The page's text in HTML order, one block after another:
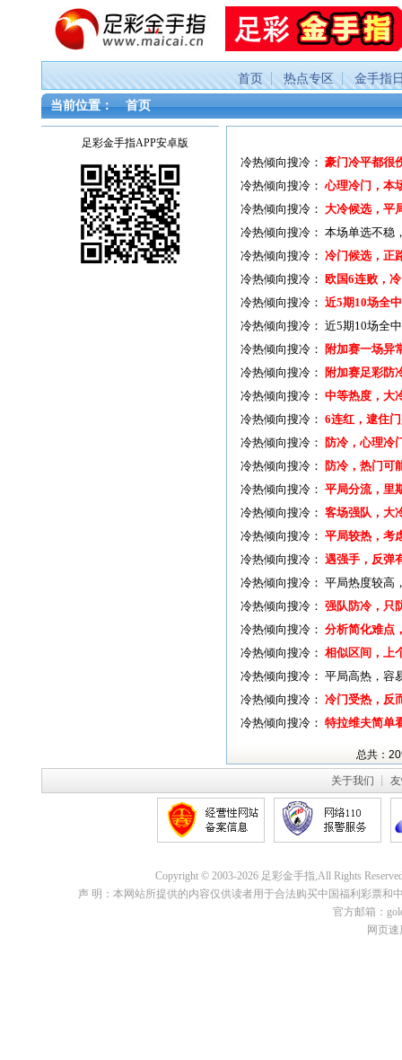
首页 热点专区
金手指
当前位置：首页
足彩金手指APP安卓版
冷热倾向搜冷： 豪门冷平都很
冷热倾向搜冷： 心理冷门，本
冷热倾向搜冷： 大冷候选，平
冷热倾向搜冷： 本场单选不稳
冷热倾向搜冷： 冷门候选，正
冷热倾向搜冷：
欧国6连败，
冷热倾向搜冷： 近5期10场全
冷热倾向搜冷： 近5期10场全
冷热倾向搜冷：
附加赛一场异
冷热倾向搜冷：
附加赛足彩防
冷热倾向搜冷： 中等热度，大
冷热倾向搜冷： 6连红，逮住
冷热倾向搜冷：
防冷，心理冷
冷热倾向搜冷：
防冷，热门可
冷热倾向搜冷： 平局分流，里
冷热倾向搜冷： 客场强队，大
冷热倾向搜冷： 平局较热，考
冷热倾向搜冷： 遇强手，反弹
冷热倾向搜冷： 平局热度较高
冷热倾向搜冷： 强队防冷，只
冷热倾向搜冷： 分析简化难点
冷热倾向搜冷： 相似区间，上
冷热倾向搜冷： 平局高热，容
冷热倾向搜冷： 冷门受热，反
冷热倾向搜冷： 特拉维夫简单
总共：
关于我们 ┊
Copyright © 2003-2026 足彩金手指,All Rights
声 明：本网站所提供的内容仅供读者用于合法购买中国福利彩票
官方邮箱：
网页速